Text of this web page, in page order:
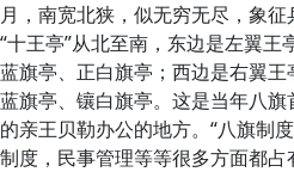
月，南宽北狭，似无穷无尽，象征
“十王亭”从北至南，东边是左翼
蓝旗亭、正白旗亭；西边是右翼
蓝旗亭、镶白旗亭。这是当年八
的亲王贝勒办公的地方。“八旗制
制度，民事管理等等很多方面都